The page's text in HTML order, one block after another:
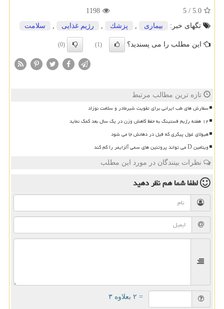
5.0
/
5
1198
تگهای خبر:
بیماری پزشك رژیم غذایی سلامت
این مطلب را می پسندید؟ (1)
(0)
تازه ترین مطالب مرتبط
سفارش های طب ایرانی برای تقویت شیرمادر و سلامت نوزاد
۱۲ هفته رژیم فستینگ به حفظ کاهش وزن در یک سال بعد کمک نماید
هیولای غول پیکری که فیل در دهانش جا می شود
ویتامین D می تواند پروتئین های سمی آلزایمر را کم کند
نظرات بینندگان در مورد این مطلب
لطفا شما همنظر دهید
= ۲ بعلاوه ۳